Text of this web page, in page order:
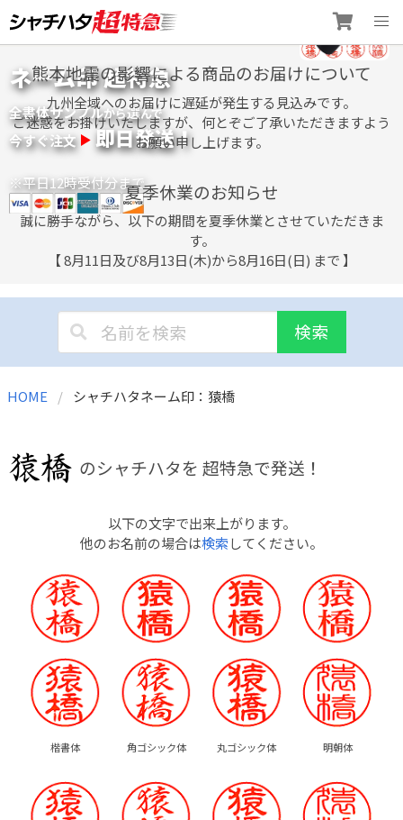
to
content
ネーム印 超特急
全書体サンプルから選んで
今すぐ注文 即日発送！
※平日12時受付分まで
熊本地震の影響による商品のお届けについて
九州全域へのお届けに遅延が発生する見込みです。
ご迷惑をお掛けいたしますが、何とぞご了承いただきますよう
お願い申し上げます。
夏季休業のお知らせ
誠に勝手ながら、以下の期間を夏季休業とさせていただきま
す。
【 8月11日及び8月13日(木)から8月16日(日) まで 】
検索
HOME シャチハタネーム印：猿橋
のシャチハタを 超特急で発送！
以下の文字で出来上がります。
他のお名前の場合は検索してください。
楷書体 角ゴシック体 丸ゴシック体 明朝体